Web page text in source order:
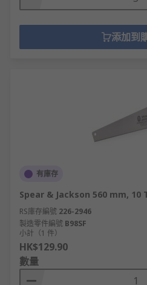
添加到
有庫存
Spear & Jackson 560 mm, 10
RS庫存編號 226-2946
製造零件編號 B98SF
小計（1 件）
HK$129.90
數量